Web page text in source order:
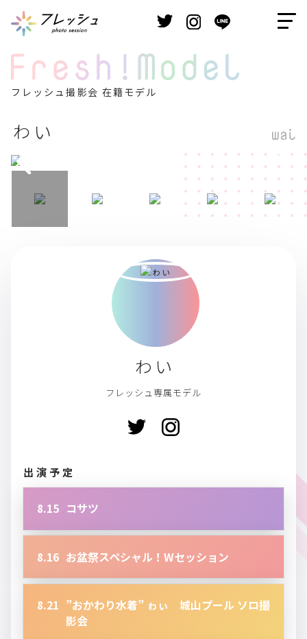
フレッシュ撮影会 在籍モデル
ゎぃ wai
ゎぃ
フレッシュ専属モデル
出演予定
8.15 コサツ
8.16 お盆祭スペシャル！Wセッション
8.21 ”おかわり水着” ゎぃ 城山プール ソロ撮
影会